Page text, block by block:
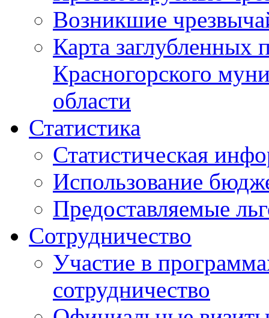
Возникшие
Карта
Красногорского
области
Статистика
Статистическая
Использование
Предоставляемые
Сотрудничество
Участие в
сотрудничество